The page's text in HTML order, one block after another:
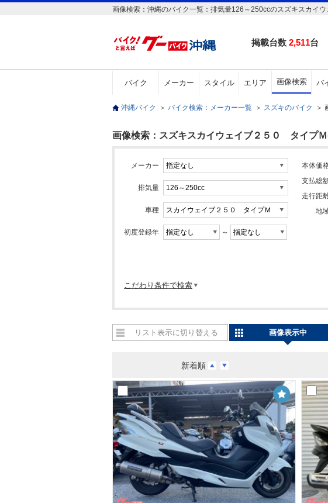
画像検索：沖縄のバイク一覧：排気量126～250ccのスズキスカイ
掲載台数 2,511台
バイク メーカー スタイル エリア 画像検索 バ
沖縄バイク ＞ バイク検索：メーカー一覧 ＞ スズキのバイク ＞
画像検索：スズキスカイウェイブ２５０ タイプ
メーカー
排気量
車種
初度登録年 ～
本体価
支払総
走行距
地
こだわり条件で検索
新着順
リスト表示に切り替える 画像表示中